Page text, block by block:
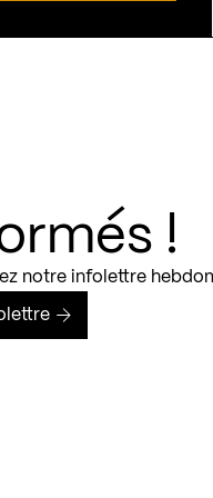
!
notre infolettre